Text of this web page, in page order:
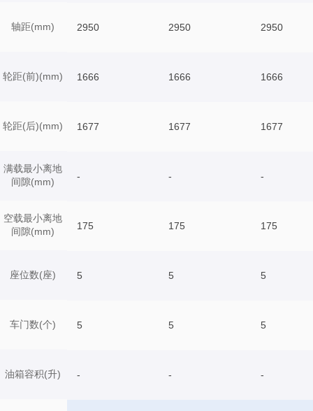
轴距(mm)
轮距(前)(mm)
轮距(后)(mm)
满载最小离地
间隙(mm)
空载最小离地
间隙(mm)
座位数(座)
车门数(个)
油箱容积(升)
2950 2950 2950
1666 1666 1666
1677 1677 1677
- - -
175 175 175
5 5 5
5 5 5
- - -